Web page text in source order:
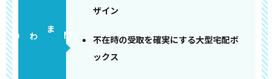
門まわり
ザイン
不在時の受取を確実にする大型宅配ボ
ックス